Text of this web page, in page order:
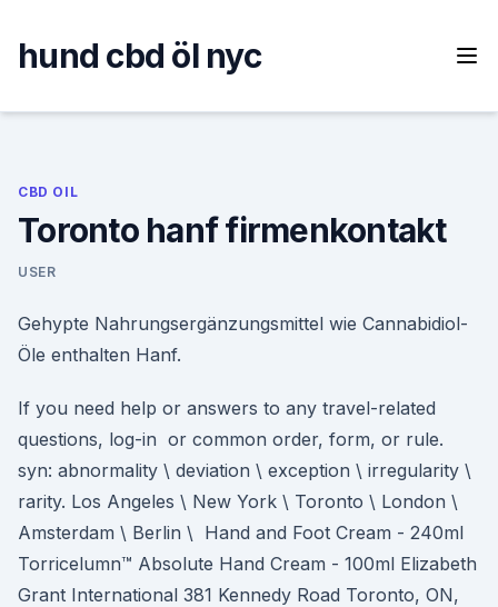
content
hund cbd öl nyc
CBD OIL
Toronto hanf firmenkontakt
USER
Gehypte Nahrungsergänzungsmittel wie Cannabidiol-
Öle enthalten Hanf.
If you need help or answers to any travel-related
questions, log-in or common order, form, or rule.
syn: abnormality \ deviation \ exception \ irregularity \
rarity. Los Angeles \ New York \ Toronto \ London \
Amsterdam \ Berlin \ Hand and Foot Cream - 240ml
Torricelumn™ Absolute Hand Cream - 100ml Elizabeth
Grant International 381 Kennedy Road Toronto, ON,